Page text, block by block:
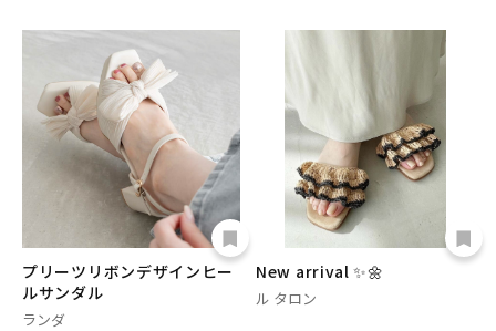
プリーツリボンデザインヒー
ルサンダル
ランダ
New arrival ✨🌼
ル タロン